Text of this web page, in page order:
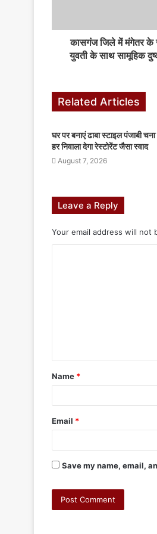
कासगंज जिले में मंगेतर
युवती के साथ सामूहिक
Related Articles
घर पर बनाएं ढाबा स्टाइल पंजाबी
हर निवाला देगा रेस्टोरेंट जैसा स्वाद
August 7, 2026
Leave a Reply
Your email address will not
Name *
Email *
Save my name, email,